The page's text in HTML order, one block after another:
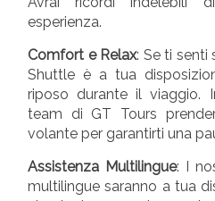
esperienza.
Comfort e Relax: Se ti senti
Shuttle è a tua
riposo durante il viaggio.
team di GT Tours
volante per garantirti una
Assistenza Multilingue: I
multilingue saranno a tua